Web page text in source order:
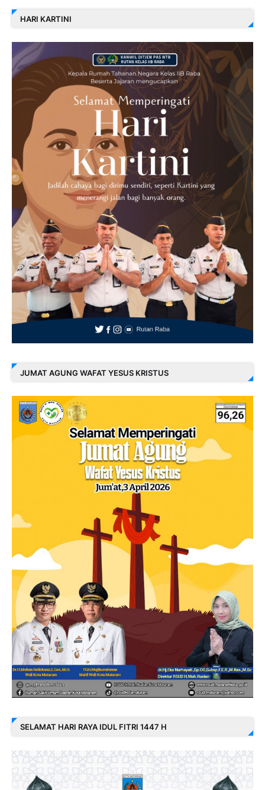
HARI KARTINI
JUMAT AGUNG WAFAT YESUS KRISTUS
SELAMAT HARI RAYA IDUL FITRI 1447 H